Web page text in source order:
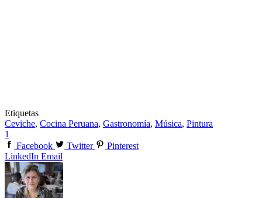
Etiquetas
Ceviche, Cocina Peruana, Gastronomía, Música, Pintura
1
Facebook
Twitter
Pinterest
LinkedIn Email